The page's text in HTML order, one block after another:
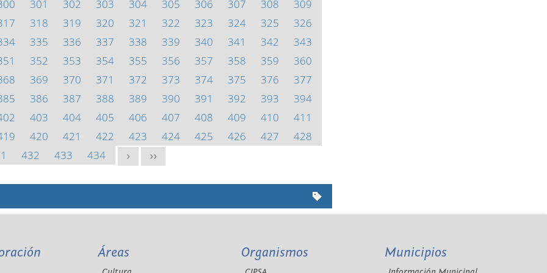
301 302 303 304 305 306 307 308
309
318 319 320 321 322 323 324 325
326
335 336 337 338 339 340 341 342
343
352 353 354 355 356 357 358 359
360
369 370 371 372 373 374 375 376
377
386 387 388 389 390 391 392 393
394
403 404 405 406 407 408 409 410
411
420 421 422 423 424 425 426 427
428
432 433 434 > >>
Áreas Organismos Municipios